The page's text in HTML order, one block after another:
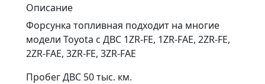
Описание
Форсунка топливная подходит на многие
модели Toyota c ДВС 1ZR-FE, 1ZR-FAE, 2ZR-FE,
2ZR-FAE, 3ZR-FE, 3ZR-FAE
Пробег ДВС 50 тыс. км.